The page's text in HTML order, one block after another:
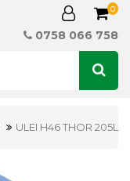
0
0758 066 758
ULEI H46 THOR 205L